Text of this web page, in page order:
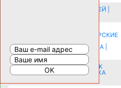
ИСТОРИЯ НАКЛАДНЫХ НОГТЕЙ |
КОМНАТУ: ХИТРЫЕ ДИЗАЙНЕРСКИЕ
РАСШИРЕНИЯ ПРОСТРАНСТВА |
16204
СОБИРАЕМСЯ НА ПРАЗДНИК К
МОЛОДОЖЕНАМ: ПОДГОТОВКА